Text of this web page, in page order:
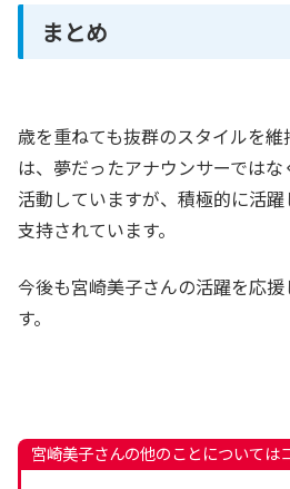
まとめ
歳を重ねても抜群のスタイルを
は、夢だったアナウンサーでは
活動していますが、積極的に活
支持されています。
今後も宮崎美子さんの活躍を応
す。
宮崎美子さんの他のことについては